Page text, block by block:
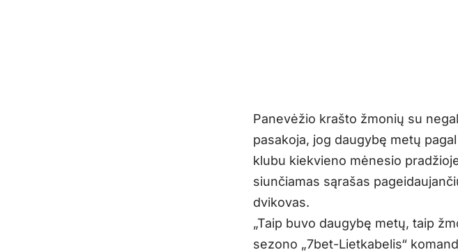
Panevėžio krašto žmonių su
pasakoja, jog daugybę metų
klubu kiekvieno mėnesio
siunčiamas sąrašas
dvikovas.
„Taip buvo daugybę metų, taip
sezono „7bet-Lietkabelis“